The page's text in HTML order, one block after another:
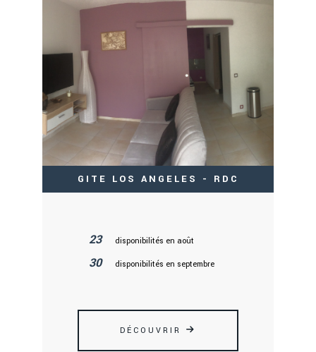
GITE LOS ANGELES - RDC
23 disponibilités en août
30 disponibilités en septembre
DÉCOUVRIR